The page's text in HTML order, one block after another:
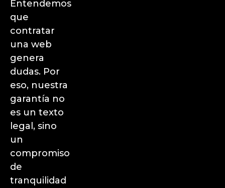
Entendemos
que
contratar
una web
genera
dudas. Por
eso, nuestra
garantía no
es un texto
legal, sino
un
compromiso
de
tranquilidad